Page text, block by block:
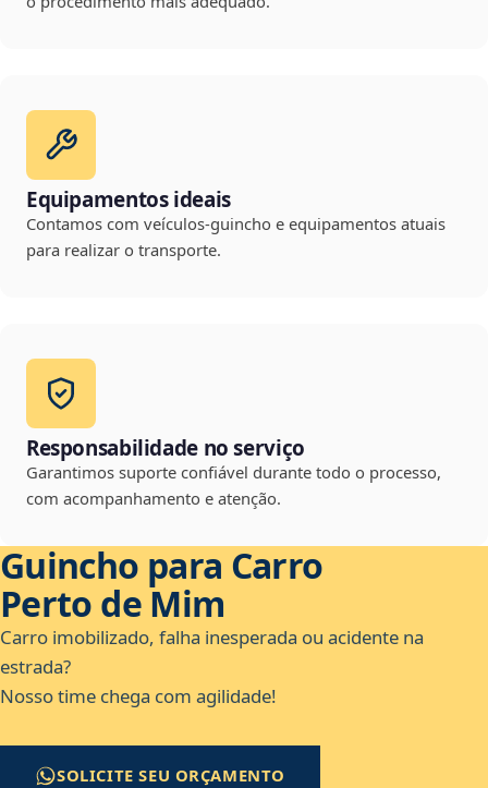
Equipamentos ideais
Contamos com veículos-guincho e equipamentos atuais
para realizar o transporte.
Responsabilidade no serviço
Garantimos suporte confiável durante todo o processo,
com acompanhamento e atenção.
Guincho para Carro
Perto de Mim
Carro imobilizado, falha inesperada ou acidente na
estrada?
Nosso time chega com agilidade!
SOLICITE SEU ORÇAMENTO